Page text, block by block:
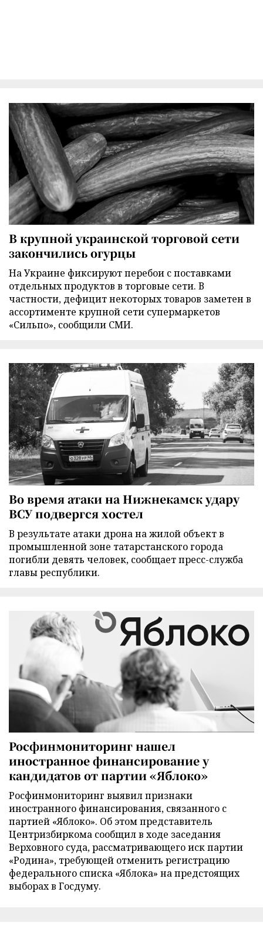
В крупной украинской торговой сети
закончились огурцы
На Украине фиксируют перебои с поставками
отдельных продуктов в торговые сети. В
частности, дефицит некоторых товаров заметен в
ассортименте крупной сети супермаркетов
«Сильпо», сообщили СМИ.
Во время атаки на Нижнекамск удару
ВСУ подвергся хостел
В результате атаки дрона на жилой объект в
промышленной зоне татарстанского города
погибли девять человек, сообщает пресс-служба
главы республики.
Росфинмониторинг нашел
иностранное финансирование у
кандидатов от партии «Яблоко»
Росфинмониторинг выявил признаки
иностранного финансирования, связанного с
партией «Яблоко». Об этом представитель
Центризбиркома сообщил в ходе заседания
Верховного суда, рассматривающего иск партии
«Родина», требующей отменить регистрацию
федерального списка «Яблока» на предстоящих
выборах в Госдуму.